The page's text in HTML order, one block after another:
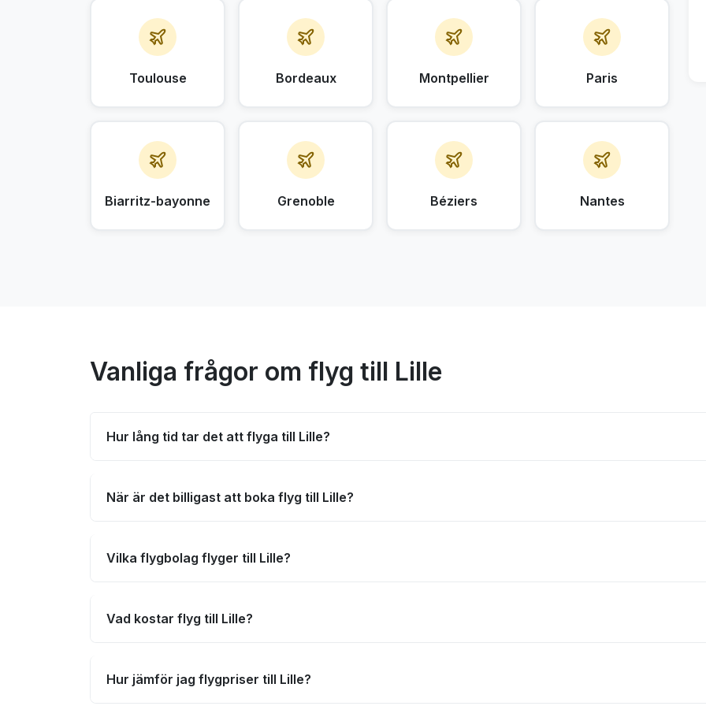
Toulouse Bordeaux Montpellier Paris
Biarritz-bayonne Grenoble Béziers Nantes
Vanliga frågor om flyg till Lille
Hur lång tid tar det att flyga till Lille?
När är det billigast att boka flyg till Lille?
Vilka flygbolag flyger till Lille?
Vad kostar flyg till Lille?
Hur jämför jag flygpriser till Lille?